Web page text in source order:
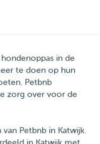
in de
te doen op hun
Petbnb
zorg over voor de
van Petbnb in Katwijk.